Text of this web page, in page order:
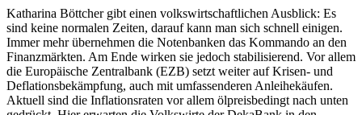
Katharina Böttcher gibt einen volkswirtschaftlichen Ausblick: Es
sind keine normalen Zeiten, darauf kann man sich schnell einigen.
Immer mehr übernehmen die Notenbanken das Kommando an den
Finanzmärkten. Am Ende wirken sie jedoch stabilisierend. Vor allem
die Europäische Zentralbank (EZB) setzt weiter auf Krisen- und
Deflationsbekämpfung, auch mit umfassenderen Anleihekäufen.
Aktuell sind die Inflationsraten vor allem ölpreisbedingt nach unten